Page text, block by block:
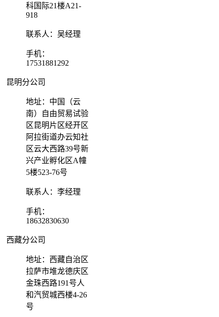
科国际21楼A21-
918
联系人：吴经理
手机：
17531881292
昆明分公司
地址：中国（云
南）自由贸易试验
区昆明片区经开区
阿拉街道办云知社
区云大西路39号新
兴产业孵化区A幢
5楼523-76号
联系人：李经理
手机：
18632830630
西藏分公司
地址：西藏自治区
拉萨市堆龙德庆区
金珠西路191号人
和汽贸城西楼4-26
号